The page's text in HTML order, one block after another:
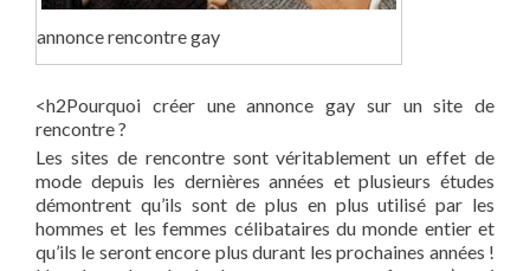
annonce rencontre gay
<h2Pourquoi créer une annonce gay sur un site de
rencontre ?
Les sites de rencontre sont véritablement un effet de
mode depuis les dernières années et plusieurs études
démontrent qu’ils sont de plus en plus utilisé par les
hommes et les femmes célibataires du monde entier et
qu’ils le seront encore plus durant les prochaines années !